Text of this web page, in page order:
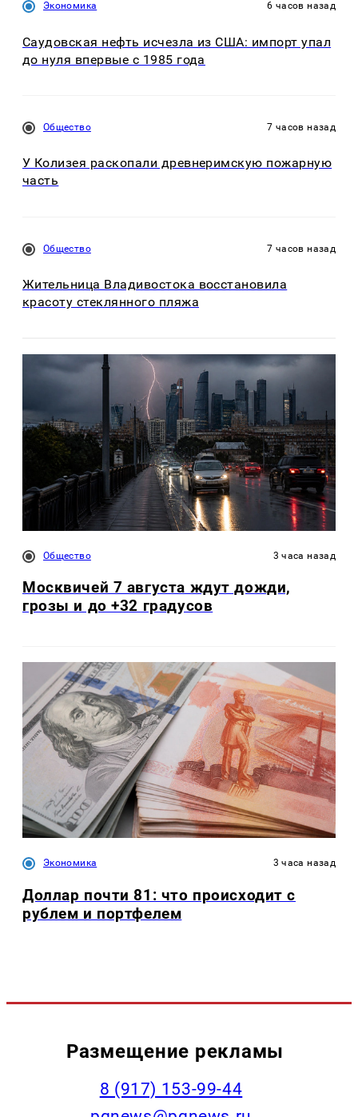
Экономика 6 часов назад
Саудовская нефть исчезла из США: импорт упал
до нуля впервые с 1985 года
Общество 7 часов назад
У Колизея раскопали древнеримскую пожарную
часть
Общество 7 часов назад
Жительница Владивостока восстановила
красоту стеклянного пляжа
Общество 3 часа назад
Москвичей 7 августа ждут дожди,
грозы и до +32 градусов
Экономика 3 часа назад
Доллар почти 81: что происходит с
рублем и портфелем
Размещение рекламы
‭8 (917) 153-99-44